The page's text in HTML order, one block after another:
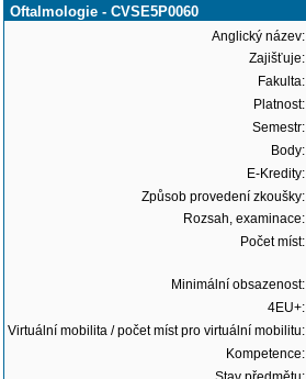
Oftalmologie - CVSE5P0060
Anglický název:
Zajišťuje:
Fakulta:
Platnost:
Semestr:
Body:
E-Kredity:
Způsob provedení zkoušky:
Rozsah, examinace:
Počet míst:
Minimální obsazenost:
4EU+:
Virtuální mobilita / počet míst pro virtuální mobilitu:
Kompetence: